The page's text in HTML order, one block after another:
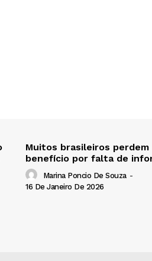
Muitos brasileiros perdem
benefício por falta de
Marina Poncio De Souza -
16 De Janeiro De 2026